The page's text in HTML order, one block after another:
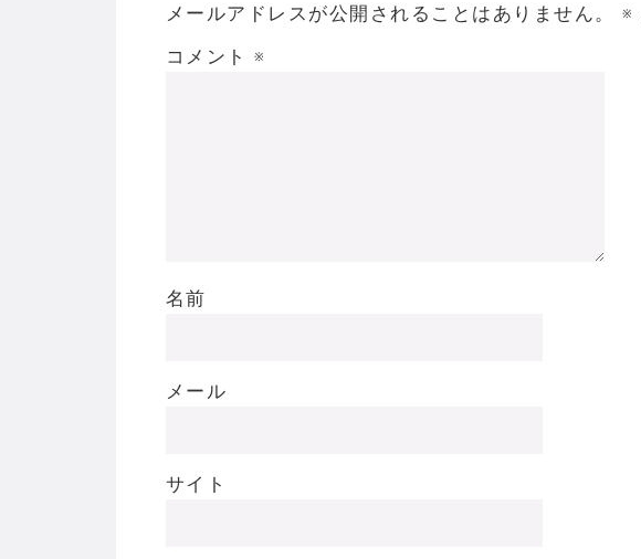
メールアドレスが公開されることはありません。 ※
コメント ※
名前
メール
サイト